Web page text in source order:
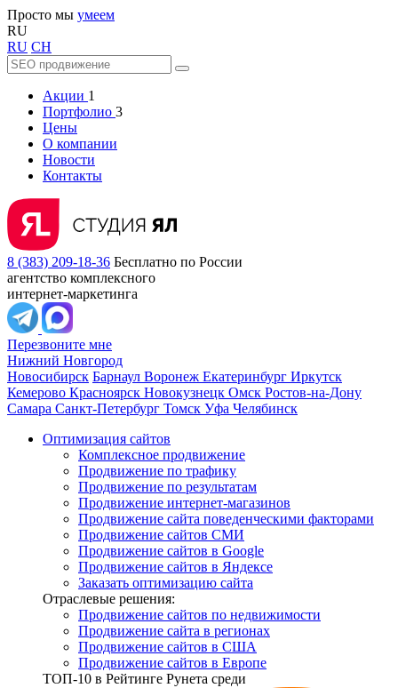
Просто мы умеем
RU
RU CH
Акции 1
Портфолио 3
Цены
О компании
Новости
Контакты
8 (383) 209-18-36 Бесплатно по России
агентство комплексного
интернет-маркетинга
Перезвоните мне
Нижний Новгород
Новосибирск Барнаул Воронеж Екатеринбург Иркутск
Кемерово Красноярск Новокузнецк Омск Ростов-на-Дону
Самара Санкт-Петербург Томск Уфа Челябинск
Оптимизация сайтов
Комплексное продвижение
Продвижение по трафику
Продвижение по результатам
Продвижение интернет-магазинов
Продвижение сайта поведенческими факторами
Продвижение сайтов СМИ
Продвижение сайтов в Google
Продвижение сайтов в Яндексе
Заказать оптимизацию сайта
Отраслевые решения:
Продвижение сайтов по недвижимости
Продвижение сайта в регионах
Продвижение сайтов в США
Продвижение сайтов в Европе
ТОП-10 в Рейтинге Рунета среди